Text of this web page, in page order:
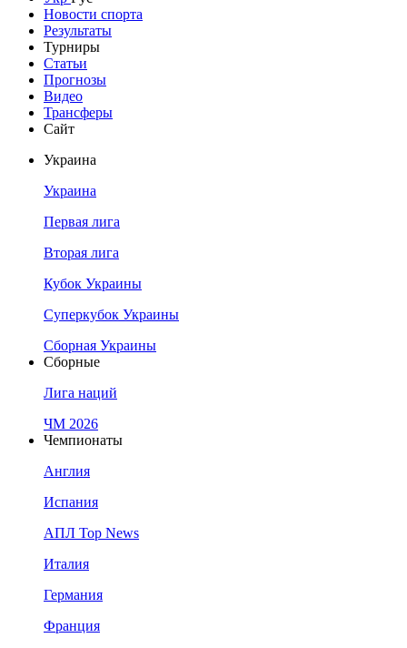
Новости спорта
Результаты
Турниры
Статьи
Прогнозы
Видео
Трансферы
Сайт
Украина
Украина
Первая лига
Вторая лига
Кубок Украины
Суперкубок Украины
Сборная Украины
Сборные
Лига наций
ЧМ 2026
Чемпионаты
Англия
Испания
АПЛ Top News
Италия
Германия
Франция